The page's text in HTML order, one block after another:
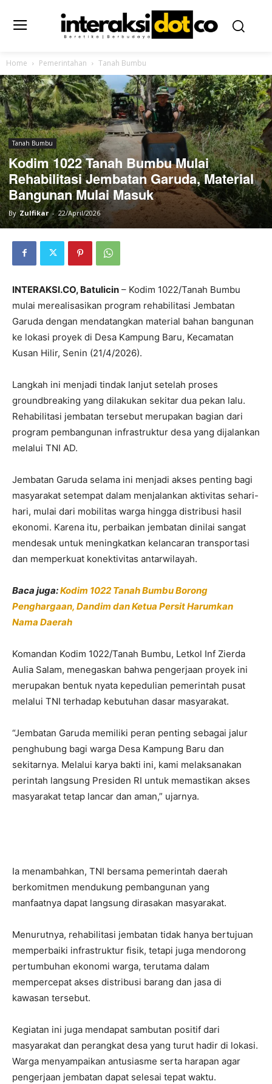
Home Pemerintahan Tanah Bumbu
Tanah Bumbu
Kodim 1022 Tanah Bumbu Mulai
Rehabilitasi Jembatan Garuda, Material
Bangunan Mulai Masuk
By Zulfikar - 22/April/2026
INTERAKSI.CO, Batulicin – Kodim 1022/Tanah Bumbu
mulai merealisasikan program rehabilitasi Jembatan
Garuda dengan mendatangkan material bahan bangunan
ke lokasi proyek di Desa Kampung Baru, Kecamatan
Kusan Hilir, Senin (21/4/2026).
Langkah ini menjadi tindak lanjut setelah proses
groundbreaking yang dilakukan sekitar dua pekan lalu.
Rehabilitasi jembatan tersebut merupakan bagian dari
program pembangunan infrastruktur desa yang dijalankan
melalui TNI AD.
Jembatan Garuda selama ini menjadi akses penting bagi
masyarakat setempat dalam menjalankan aktivitas sehari-
hari, mulai dari mobilitas warga hingga distribusi hasil
ekonomi. Karena itu, perbaikan jembatan dinilai sangat
mendesak untuk meningkatkan kelancaran transportasi
dan memperkuat konektivitas antarwilayah.
Baca juga:Kodim 1022 Tanah Bumbu Borong
Penghargaan, Dandim dan Ketua Persit Harumkan
Nama Daerah
Komandan Kodim 1022/Tanah Bumbu, Letkol Inf Zierda
Aulia Salam, menegaskan bahwa pengerjaan proyek ini
merupakan bentuk nyata kepedulian pemerintah pusat
melalui TNI terhadap kebutuhan dasar masyarakat.
“Jembatan Garuda memiliki peran penting sebagai jalur
penghubung bagi warga Desa Kampung Baru dan
sekitarnya. Melalui karya bakti ini, kami melaksanakan
perintah langsung Presiden RI untuk memastikan akses
masyarakat tetap lancar dan aman,” ujarnya.
Ia menambahkan, TNI bersama pemerintah daerah
berkomitmen mendukung pembangunan yang
manfaatnya dapat langsung dirasakan masyarakat.
Menurutnya, rehabilitasi jembatan tidak hanya bertujuan
memperbaiki infrastruktur fisik, tetapi juga mendorong
pertumbuhan ekonomi warga, terutama dalam
mempercepat akses distribusi barang dan jasa di
kawasan tersebut.
Kegiatan ini juga mendapat sambutan positif dari
masyarakat dan perangkat desa yang turut hadir di lokasi.
Warga menyampaikan antusiasme serta harapan agar
pengerjaan jembatan dapat selesai tepat waktu.